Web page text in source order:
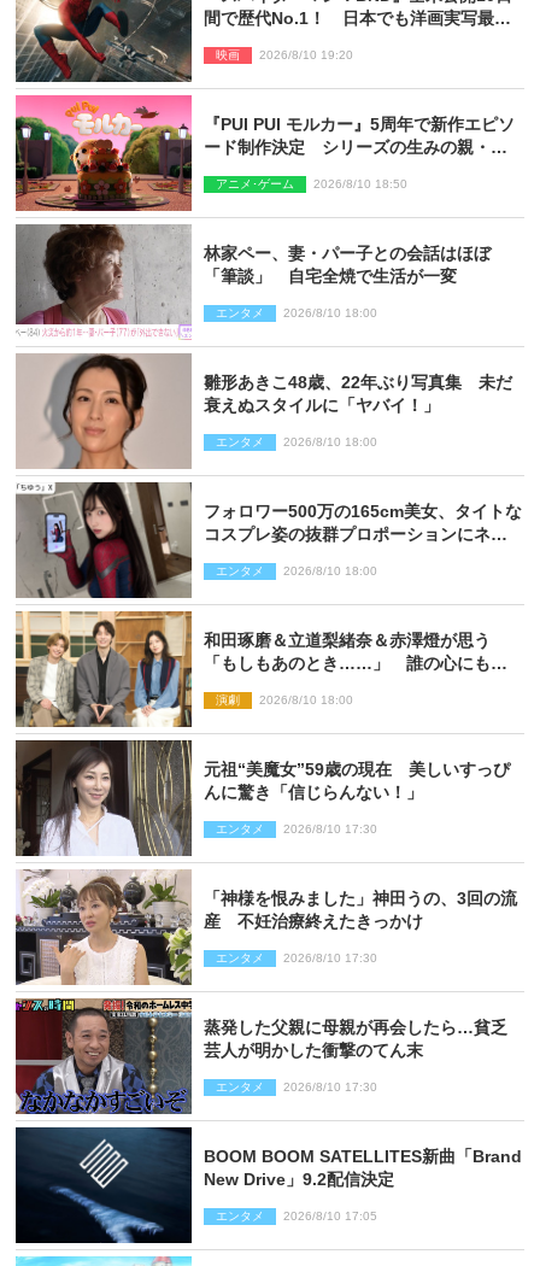
間で歴代No.1！ 日本でも洋画実写最速
映画 2026/8/10 19:20
『PUI PUI モルカー』5周年で新作エピソ
ード制作決定 シリーズの生みの親・見
アニメ･ゲーム 2026/8/10 18:50
林家ペー、妻・パー子との会話はほぼ
「筆談」 自宅全焼で生活が一変
エンタメ 2026/8/10 18:00
雛形あきこ48歳、22年ぶり写真集 未だ
衰えぬスタイルに「ヤバイ！」
エンタメ 2026/8/10 18:00
フォロワー500万の165cm美女、タイトな
コスプレ姿の抜群プロポーションにネッ
エンタメ 2026/8/10 18:00
和田琢磨＆立道梨緒奈＆赤澤燈が思う
「もしもあのとき……」 誰の心にもあ
思い
演劇 2026/8/10 18:00
元祖“美魔女”59歳の現在 美しいすっぴ
んに驚き「信じらんない！」
エンタメ 2026/8/10 17:30
「神様を恨みました」神田うの、3回の流
産 不妊治療終えたきっかけ
エンタメ 2026/8/10 17:30
蒸発した父親に母親が再会したら…貧乏
芸人が明かした衝撃のてん末
エンタメ 2026/8/10 17:30
BOOM BOOM SATELLITES新曲「Brand
New Drive」9.2配信決定
エンタメ 2026/8/10 17:05